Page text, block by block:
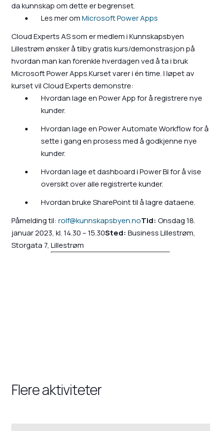
da kunnskap om dette er begrenset.
Les mer omMicrosoft Power Apps
Cloud Experts AS som er medlem i Kunnskapsbyen
Lillestrøm ønsker å tilby gratis kurs/demonstrasjon på
hvordan man kan forenkle hverdagen ved å ta i bruk
Microsoft Power Apps.Kurset varer i én time. I løpet av
kurset vil Cloud Experts demonstre:
Hvordan lage en Power App for å registrere nye
kunder.
Hvordan lage en Power Automate Workflow for å
sette i gang en prosess med å godkjenne nye
kunder.
Hvordan lage et dashboard i Power BI for å vise
oversikt over alle registrerte kunder.
Hvordan bruke SharePoint til å lagre dataene.
Påmelding til: rolf@kunnskapsbyen.noTid: Onsdag 18.
januar 2023, kl. 14.30 – 15.30Sted: Business Lillestrøm,
Storgata 7, Lillestrøm
Flere aktiviteter